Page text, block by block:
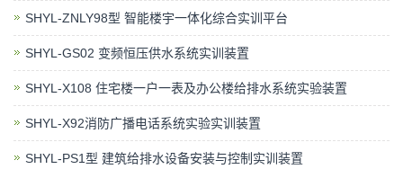
SHYL-ZNLY98型 智能楼宇一体化综合实训平台
SHYL-GS02 变频恒压供水系统实训装置
SHYL-X108 住宅楼一户一表及办公楼给排水系统实验装置
SHYL-X92消防广播电话系统实验实训装置
SHYL-PS1型 建筑给排水设备安装与控制实训装置